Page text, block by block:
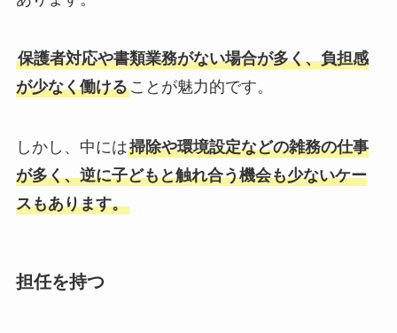
保護者対応や書類業務がない場合が多く、負担感
が少なく働けることが魅力的です。
しかし、中には掃除や環境設定などの雑務の仕事
が多く、逆に子どもと触れ合う機会も少ないケー
スもあります。
担任を持つ